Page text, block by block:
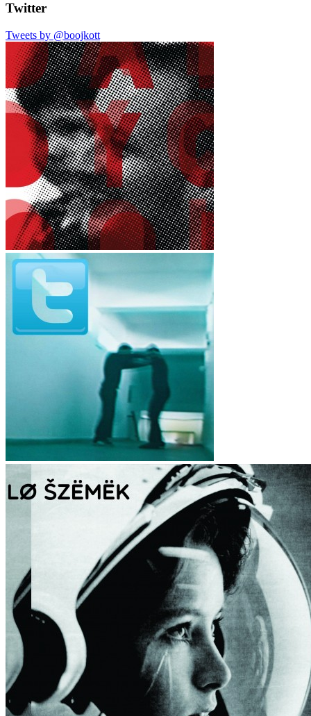
Twitter
Tweets by @boojkott